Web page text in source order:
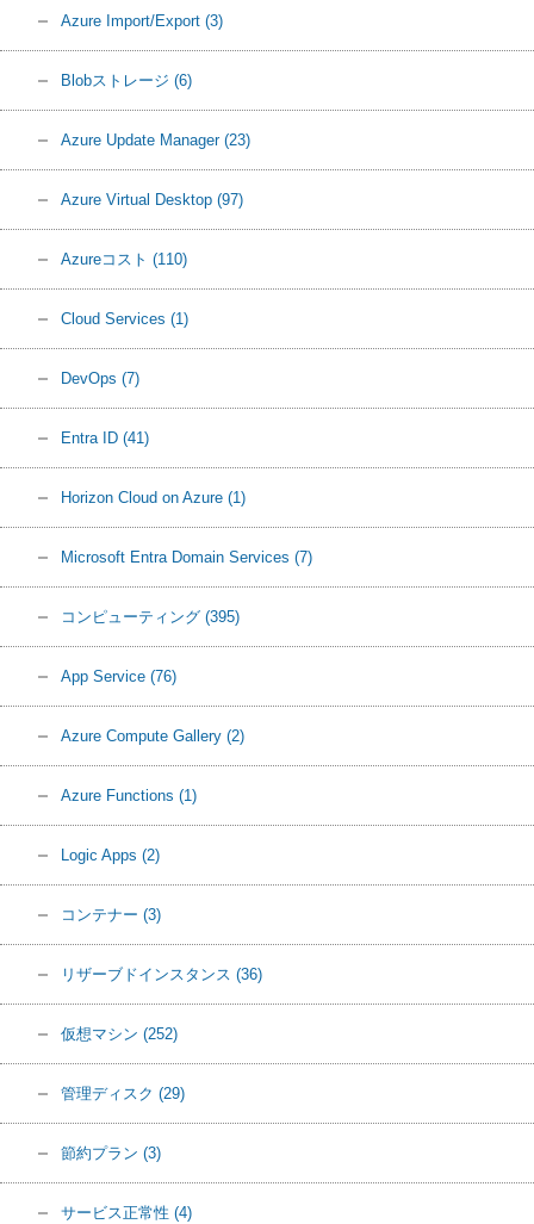
Azure Import/Export (3)
Blobストレージ (6)
Azure Update Manager (23)
Azure Virtual Desktop (97)
Azureコスト (110)
Cloud Services (1)
DevOps (7)
Entra ID (41)
Horizon Cloud on Azure (1)
Microsoft Entra Domain Services (7)
コンピューティング (395)
App Service (76)
Azure Compute Gallery (2)
Azure Functions (1)
Logic Apps (2)
コンテナー (3)
リザーブドインスタンス (36)
仮想マシン (252)
管理ディスク (29)
節約プラン (3)
サービス正常性 (4)